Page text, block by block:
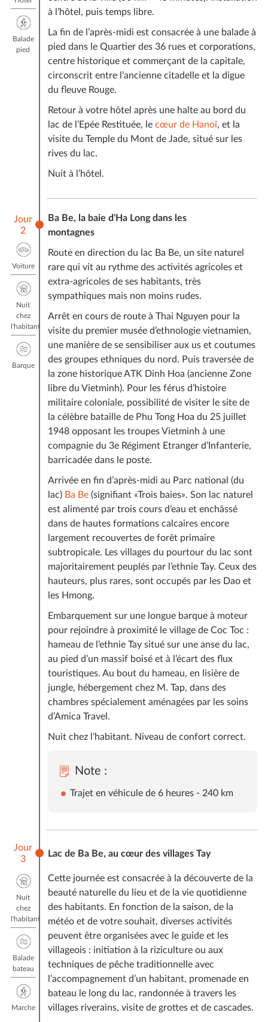
2 participants) et 830 €par personne (voyage à 4
participants), non compris les vols internationaux. Le
seul prix exact sera celui qui apparaîtra sur votre
devis personnalisé et finalisé.
L’hébergement dans des hôtels indiqués ou similaires
Les repas comme mentionnés dans le programme
Les guides accompagnateurs francophones pour tout
Droits d’entrée dans les sites à visiter
Tous les services logistiques nécessaires pour
l’organisation du programme
guides (
voir la FAQ)
Ce prix ne comprend pas :
Les vols et taxes d’aéroport internationaux depuis/
vers votre pays (voir la FAQ)
Les frais de visa (voir la FAQ)
Les pourboires aux guides et chauffeurs (pour le
guide, à prévoir environ entre 3 et 6 euros par jour
par voyageur et la moitié pour chauffeur si vous êtes
contents de leurs services)
Les boissons et les autres repas non mentionnés dans
le programme
La gourde (possibilité de l’acheter sur place)
Téléphone, dépenses personnelles
Le prix comprend ».
à l’hôtel, puis temps libre.
La fin de l’après-midi est consacrée à une balade à
pied dans le Quartier des 36 rues et corporations,
centre historique et commerçant de la capitale,
circonscrit entre l’ancienne citadelle et la digue
du fleuve Rouge.
Retour à votre hôtel après une halte au bord du
lac de l’Epée Restituée, le cœur de Hanoï, et la
visite du Temple du Mont de Jade, situé sur les
rives du lac.
Nuit à l’hôtel.
Balade
pied
Jour
2
Ba Be, la baie d'Ha Long dans les
montagnes
Route en direction du lac Ba Be, un site naturel
rare qui vit au rythme des activités agricoles et
extra-agricoles de ses habitants, très
sympathiques mais non moins rudes.
Arrêt en cours de route à Thai Nguyen pour la
visite du premier musée d’ethnologie vietnamien,
une manière de se sensibiliser aux us et coutumes
des groupes ethniques du nord. Puis traversée de
la zone historique ATK Dinh Hoa (ancienne Zone
libre du Vietminh). Pour les férus d’histoire
militaire coloniale, possibilité de visiter le site de
la célèbre bataille de Phu Tong Hoa du 25 juillet
1948 opposant les troupes Vietminh à une
compagnie du 3e Régiment Etranger d’Infanterie,
barricadée dans le poste.
Arrivée en fin d’après-midi au Parc national (du
lac) Ba Be(signifiant «Trois baies». Son lac naturel
est alimenté par trois cours d’eau et enchâssé
dans de hautes formations calcaires encore
largement recouvertes de forêt primaire
subtropicale. Les villages du pourtour du lac sont
majoritairement peuplés par l’ethnie Tay. Ceux des
hauteurs, plus rares, sont occupés par les Dao et
les Hmong.
Embarquement sur une longue barque à moteur
pour rejoindre à proximité le village de Coc Toc :
hameau de l’ethnie Tay situé sur une anse du lac,
au pied d’un massif boisé et à l’écart des flux
touristiques. Au bout du hameau, en lisière de
jungle, hébergement chez M. Tap, dans des
chambres spécialement aménagées par les soins
d’Amica Travel.
Nuit chez l’habitant. Niveau de confort correct.
Note :
Trajet en véhicule de 6 heures - 240 km
Voiture
Nuit
chez
l'habitant
Barque
Jour
3
Lac de Ba Be, au cœur des villages Tay
Cette journée est consacrée à la découverte de la
beauté naturelle du lieu et de la vie quotidienne
des habitants. En fonction de la saison, de la
météo et de votre souhait, diverses activités
peuvent être organisées avec le guide et les
villageois : initiation à la riziculture ou aux
techniques de pêche traditionnelle avec
l’accompagnement d’un habitant, promenade en
bateau le long du lac, randonnée à travers les
villages riverains, visite de grottes et de cascades.
Nuit
chez
l'habitant
Balade
bateau
Marche